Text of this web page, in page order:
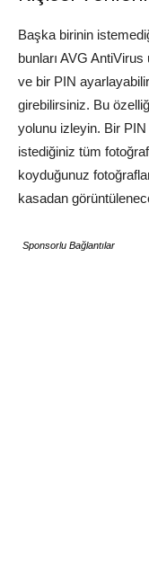
Başka birinin
bunları AVG
ve bir PIN
girebilirsiniz. Bu
yolunu izleyin. Bir PIN
istediğiniz tüm
koyduğunuz
kasadan
Sponsorlu Bağlantılar